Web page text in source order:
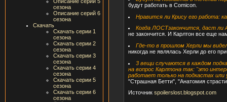
сезона
Описание серий 6
сезона
Скачать
Скачать серии 1
сезона
Скачать серии 2
сезона
Скачать серии 3
сезона
Скачать серии 4
сезона
Скачать серии 5
сезона
Скачать серии 6
сезона
будут работать в Comicon.
Нравится ли Крису его работа:
Когда ЛОСТзакончится, даст ли
не закончится. И Карлтон все еще
Где-то в прошлом Херли мы
никогда не являлась Херли до его
3 вещи случаются в каждом
на вопрос Карлтона так: "это
работает только на подкастах
"Страшная Бетти", "Анатомия
Источник spoilerslost.blogspot.com